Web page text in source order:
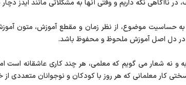
ناآگاهی نگه داریم و وقتی آنها به مشکلاتی مانند ایدز
حساسیت موضوع، از نظر زمان و مقطع آموزش، متون
در دل اصل آموزش ملحوظ و محفوظ باشد.
و نه شعار می گویم که معلمی، هر چند کاری عاشقانه
معلمانی که هر روز با کودکان و نوجوانان متعددی از